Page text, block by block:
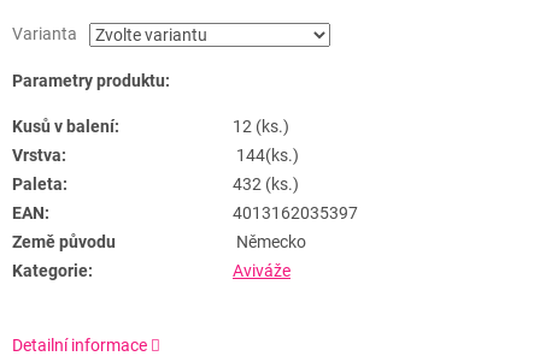
Varianta
Parametry produktu:
Kusů v balení:
12 (ks.)
Vrstva:
144(ks.)
Paleta:
432 (ks.)
EAN:
4013162035397
Země původu
Německo
Kategorie:
Aviváže
Detailní informace